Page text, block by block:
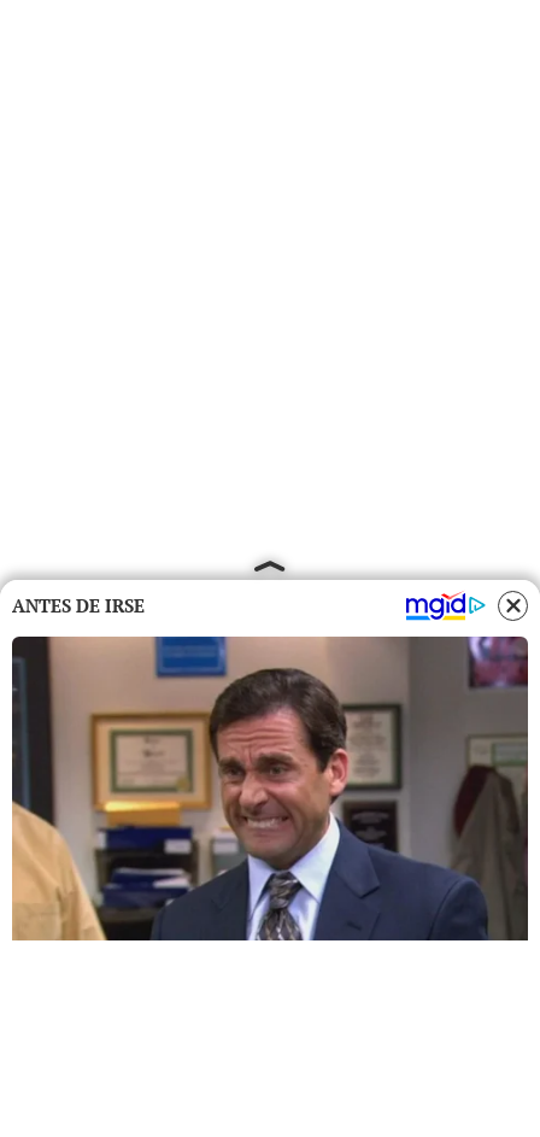
ANTES DE IRSE